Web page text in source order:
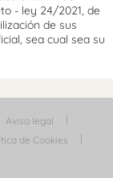
- ley 24/2021, de
de sus
sea cual sea su
Aviso legal
de Cookies